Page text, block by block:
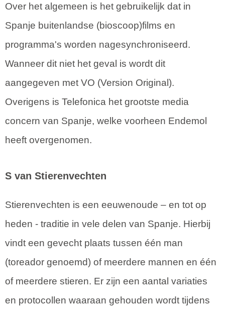
Over het algemeen is het gebruikelijk dat in
Spanje buitenlandse (bioscoop)films en
programma's worden nagesynchroniseerd.
Wanneer dit niet het geval is wordt dit
aangegeven met VO (Version Original).
Overigens is Telefonica het grootste media
concern van Spanje, welke voorheen Endemol
heeft overgenomen.
S van Stierenvechten
Stierenvechten is een eeuwenoude – en tot op
heden - traditie in vele delen van Spanje. Hierbij
vindt een gevecht plaats tussen één man
(toreador genoemd) of meerdere mannen en één
of meerdere stieren. Er zijn een aantal variaties
en protocollen waaraan gehouden wordt tijdens